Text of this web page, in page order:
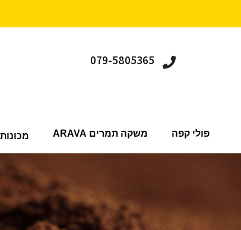
079-5805365
פולי קפה משקה תמרים ARAVA